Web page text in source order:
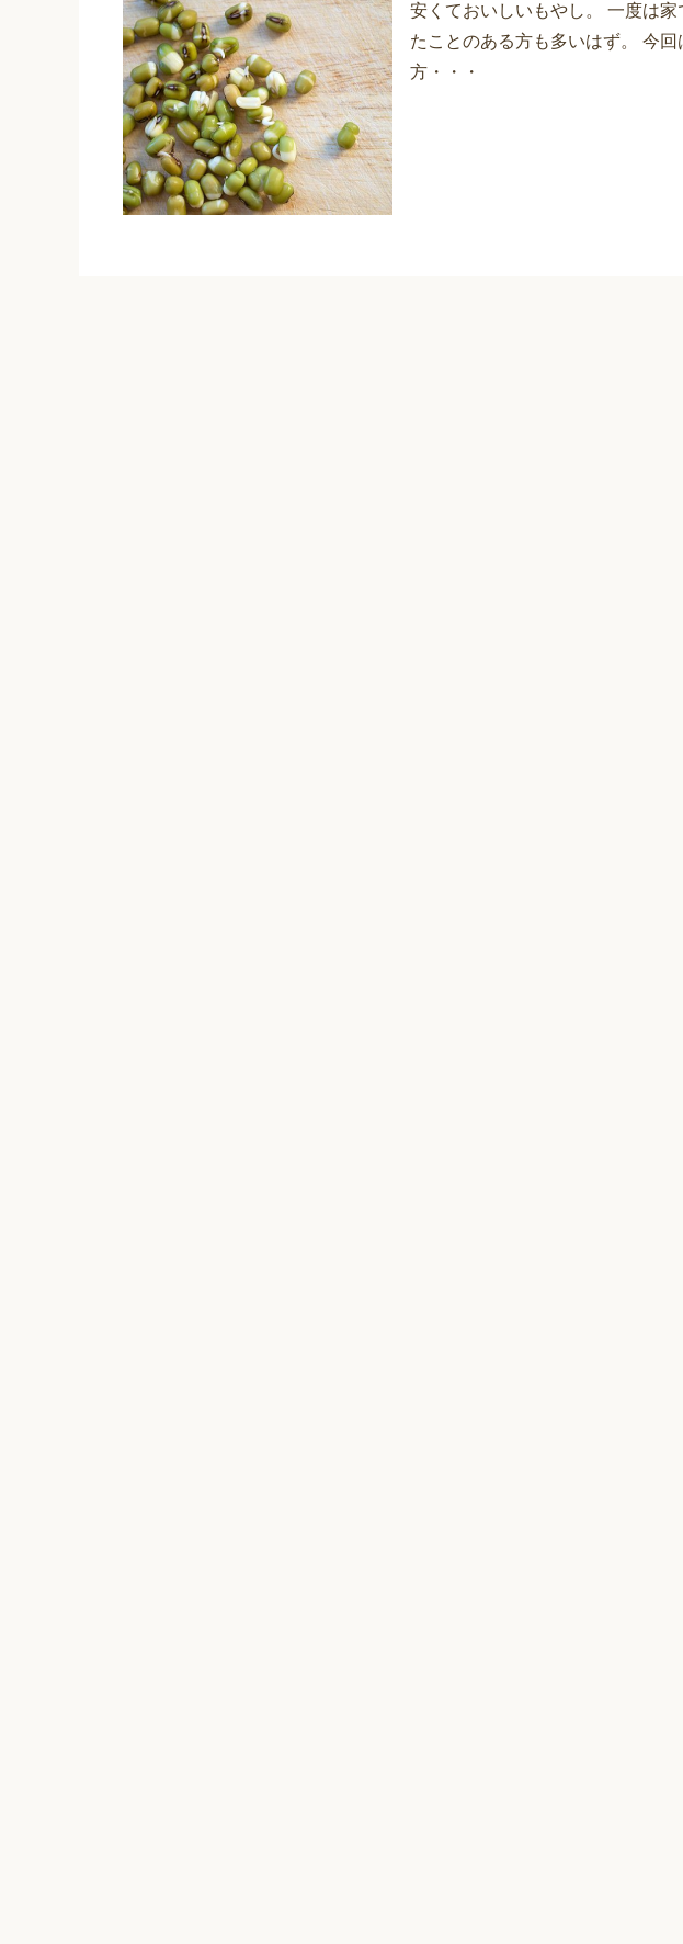
安くておいしいもやし。 一度は
たことのある方も多いはず。 今
方・・・